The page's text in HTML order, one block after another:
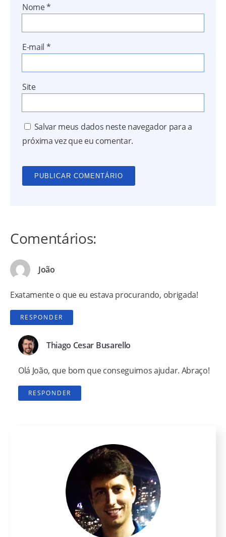
Nome*
E-mail *
Site
Salvar meus dados neste navegador para a
próxima vez que eu comentar.
Comentários:
João
Exatamente o que eu estava procurando, obrigada!
RESPONDER
Thiago Cesar Busarello
Olá João, que bom que conseguimos ajudar. Abraço!
RESPONDER